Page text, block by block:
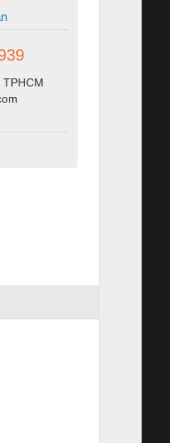
TPHCM